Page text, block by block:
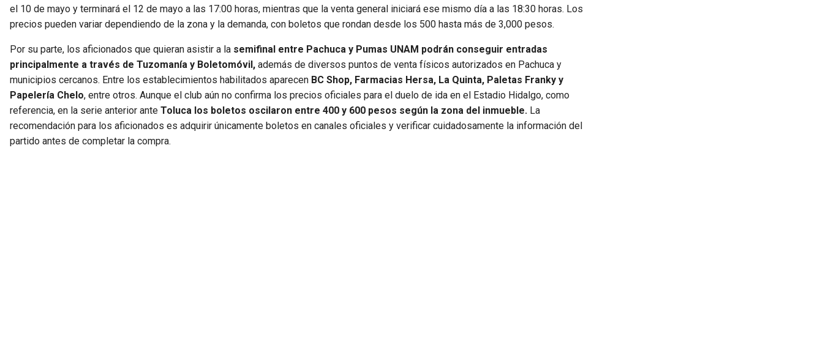
el 10 de mayo y terminará el 12 de mayo a las 17:00 horas, mientras que la venta general iniciará ese mismo día a las 18:30 horas. Los
precios pueden variar dependiendo de la zona y la demanda, con boletos que rondan desde los 500 hasta más de 3,000 pesos.
Por su parte, los aficionados que quieran asistir a la semifinal entre Pachuca y Pumas UNAM podrán conseguir entradas
principalmente a través de Tuzomanía y Boletomóvil, además de diversos puntos de venta físicos autorizados en Pachuca y
municipios cercanos. Entre los establecimientos habilitados aparecen BC Shop, Farmacias Hersa, La Quinta, Paletas Franky y
Papelería Chelo, entre otros. Aunque el club aún no confirma los precios oficiales para el duelo de ida en el Estadio Hidalgo, como
referencia, en la serie anterior ante Toluca los boletos oscilaron entre 400 y 600 pesos según la zona del inmueble. La
recomendación para los aficionados es adquirir únicamente boletos en canales oficiales y verificar cuidadosamente la información del
partido antes de completar la compra.